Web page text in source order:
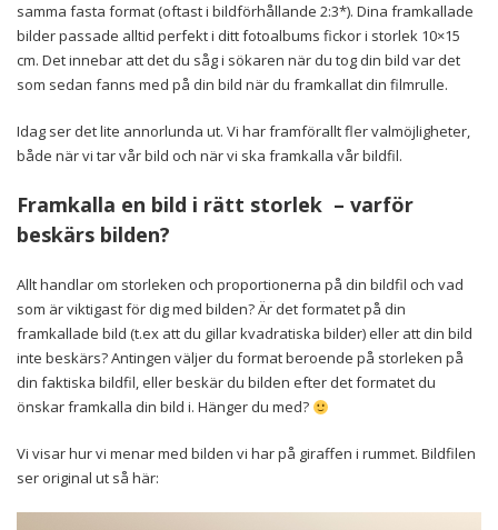
samma fasta format (oftast i bildförhållande 2:3*). Dina framkallade
bilder passade alltid perfekt i ditt fotoalbums fickor i storlek 10×15
cm. Det innebar att det du såg i sökaren när du tog din bild var det
som sedan fanns med på din bild när du framkallat din filmrulle.
Idag ser det lite annorlunda ut. Vi har framförallt fler valmöjligheter,
både när vi tar vår bild och när vi ska framkalla vår bildfil.
Framkalla en bild i rätt storlek – varför
beskärs bilden?
Allt handlar om storleken och proportionerna på din bildfil och vad
som är viktigast för dig med bilden? Är det formatet på din
framkallade bild (t.ex att du gillar kvadratiska bilder) eller att din bild
inte beskärs? Antingen väljer du format beroende på storleken på
din faktiska bildfil, eller beskär du bilden efter det formatet du
önskar framkalla din bild i. Hänger du med?
Vi visar hur vi menar med bilden vi har på giraffen i rummet. Bildfilen
ser original ut så här: